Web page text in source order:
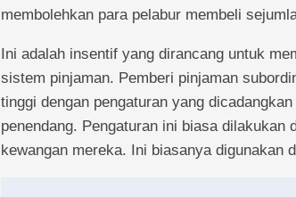
membolehkan para pelabur membeli
Ini adalah insentif yang dirancang untuk
sistem pinjaman. Pemberi pinjaman
tinggi dengan pengaturan yang
penendang. Pengaturan ini biasa
kewangan mereka. Ini biasanya digunakan